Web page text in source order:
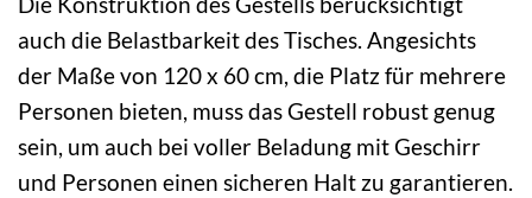
auch die Belastbarkeit des Tisches. Angesichts
der Maße von 120 x 60 cm, die Platz für mehrere
Personen bieten, muss das Gestell robust genug
sein, um auch bei voller Beladung mit Geschirr
und Personen einen sicheren Halt zu garantieren.